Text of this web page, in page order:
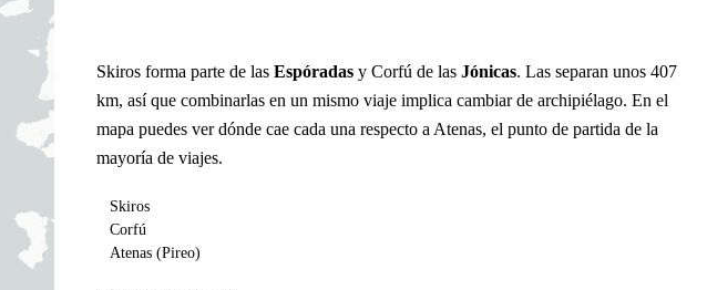
Skiros forma parte de lasEspóradas y Corfú de lasJónicas. Las separan unos 407
km, así que combinarlas en un mismo viaje implica cambiar de archipiélago. En el
mapa puedes ver dónde cae cada una respecto a Atenas, el punto de partida de la
mayoría de viajes.
Skiros
Corfú
Atenas (Pireo)